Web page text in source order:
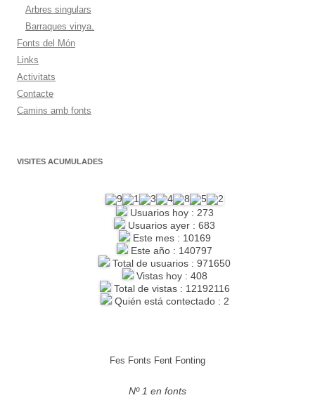
Arbres singulars
Barraques vinya.
Fonts del Món
Links
Activitats
Contacte
Camins amb fonts
VISITES ACUMULADES
Usuarios hoy : 273
Usuarios ayer : 683
Este mes : 10169
Este año : 140797
Total de usuarios : 971650
Vistas hoy : 408
Total de vistas : 12192116
Quién está contectado : 2
Fes Fonts Fent Fonting
Nº 1 en fonts